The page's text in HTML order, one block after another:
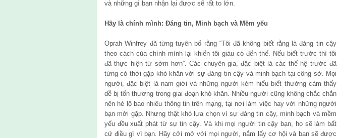
và những gì bạn nhận lại được sẽ rất to lớn.
Hãy là chính mình: Đáng tin, Minh bạch và Mềm yếu
Oprah Winfrey đã từng tuyên bố rằng “Tôi đã không biết rằng là đáng tin cậy
theo cách của chính mình lại khiến tôi giàu có đến thế. Nếu biết trước thì tôi
đã thực hiện từ sớm hơn”. Các chuyên gia, đặc biệt là các thế hệ trước đã
từng có thời gặp khó khăn với sự đáng tin cậy và minh bạch tại công sở. Mọi
người, đặc biệt là nam giới và những người kém hiểu biết thường cảm thấy
dễ bị tổn thương trong giai đoạn khó khăn. Nhiều người cũng không chắc chắn
nên hé lộ bao nhiêu thông tin trên mạng, tại nơi làm việc hay với những người
bạn mới gặp. Nhưng thật khó lựa chọn vì sự đáng tin cậy, minh bạch và mềm
yếu đều xuất phát từ sự tin cậy. Và khi mọi người tin cậy bạn, họ sẽ làm bất
cứ điều gì vì bạn. Hãy cởi mở với mọi người, nắm lấy cơ hội và bạn sẽ được